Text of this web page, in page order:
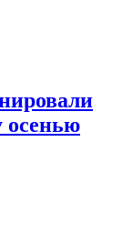
осенью